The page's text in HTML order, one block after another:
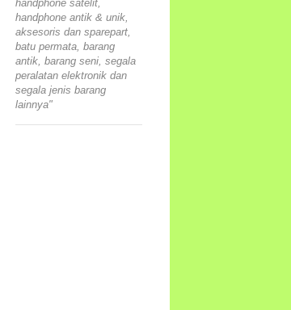
handphone satelit,
handphone antik & unik,
aksesoris dan sparepart,
batu permata, barang
antik, barang seni, segala
peralatan elektronik dan
segala jenis barang
lainnya"